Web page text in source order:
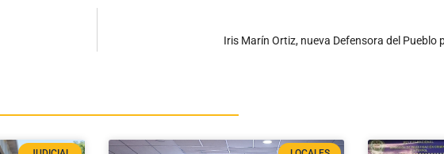
Iris Marín Ortiz, nueva Defensora del Pueblo